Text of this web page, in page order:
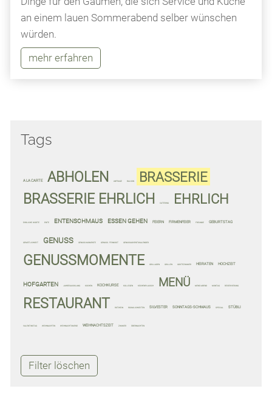
an einem lauen Sommerabend selber wünschen
würden.
mehr erfahren
Tags
A LA CARTE ABHOLEN ANFRAGE BALKON
BRASSERIE
BRASSERIE EHRLICH
CATERING EHRLICH
EHRLICHE WORTE ENTE ENTENSCHMAUS ESSEN GEHEN FEIERN FIRMENFEIER FREUNDE GEBURTSTAG
GEMÜTLICHKEIT GENUSS GENUSS-MOMENTE GENUSS. FEINKOST GENUSSADVENTSKALENDER
GENUSSMOMENTE GRILLADEN GRILLEN GÄSTEZIMMER HEIRATEN HOCHZEIT
HOFGARTEN JAHRESAUSKLANG KOCHEN KOCHKURSE KOLLEGEN KÜCHENPLAUSCH MENÜ MENÜ-ABEND MONTAG RESERVIERUNG
RESTAURANT ROTWEIN RÄUMLICHKEITEN SILVESTER SONNTAGS-SCHMAUS SPECIAL STÜBLI
VALENTINSTAG WEIHNACHTEN WEIHNACHTSMENÜ WEIHNACHTSZEIT ZIMMER ÜBERNACHTEN
Filter löschen